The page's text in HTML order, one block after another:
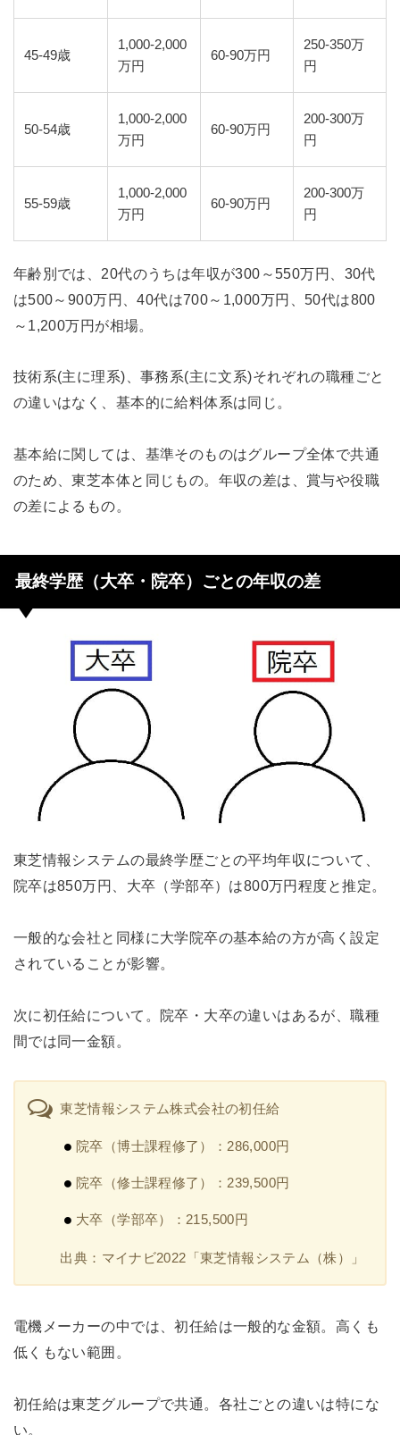
45-49歳
1,000-2,000
万円
60-90万円
250-350万
円
50-54歳
1,000-2,000
万円
60-90万円
200-300万
円
55-59歳
1,000-2,000
万円
60-90万円
200-300万
円
年齢別では、20代のうちは年収が300～550万円、30代
は500～900万円、40代は700～1,000万円、50代は800
～1,200万円が相場。
技術系(主に理系)、事務系(主に文系)それぞれの職種ごと
の違いはなく、基本的に給料体系は同じ。
基本給に関しては、基準そのものはグループ全体で共通
のため、東芝本体と同じもの。年収の差は、賞与や役職
の差によるもの。
最終学歴（大卒・院卒）ごとの年収の差
東芝情報システムの最終学歴ごとの平均年収について、
院卒は850万円、大卒（学部卒）は800万円程度と推定。
一般的な会社と同様に大学院卒の基本給の方が高く設定
されていることが影響。
次に初任給について。院卒・大卒の違いはあるが、職種
間では同一金額。
東芝情報システム株式会社の初任給
院卒（博士課程修了）：286,000円
院卒（修士課程修了）：239,500円
大卒（学部卒）：215,500円
出典：マイナビ2022「東芝情報システム（株）」
電機メーカーの中では、初任給は一般的な金額。高くも
低くもない範囲。
初任給は東芝グループで共通。各社ごとの違いは特にな
い。